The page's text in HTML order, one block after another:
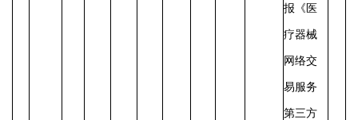
报《医
疗器械
网络交
易服务
第三方